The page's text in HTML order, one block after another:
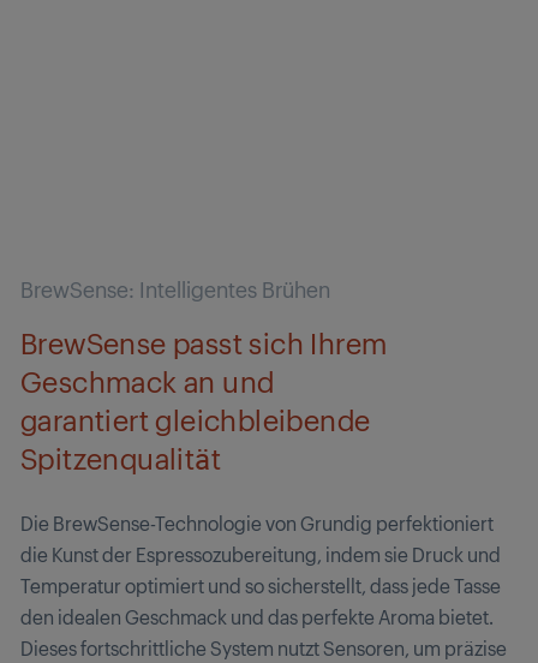
BrewSense: Intelligentes Brühen
BrewSense passt sich Ihrem
Geschmack an und
garantiert gleichbleibende
Spitzenqualität
Die BrewSense-Technologie von Grundig perfektioniert
die Kunst der Espressozubereitung, indem sie Druck und
Temperatur optimiert und so sicherstellt, dass jede Tasse
den idealen Geschmack und das perfekte Aroma bietet.
Dieses fortschrittliche System nutzt Sensoren, um präzise